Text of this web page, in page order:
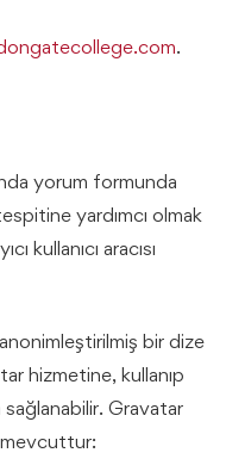
.
yorum formunda
yardımcı olmak
kullanıcı aracısı
bir dize
hizmetine, kullanıp
sağlanabilir. Gravatar
mevcuttur: